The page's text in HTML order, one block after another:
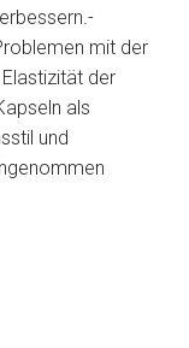
mit der
der
als
und